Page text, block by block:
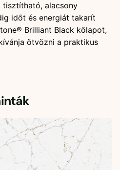
tisztítható, alacsony
időt és energiát takarít
Brilliant Black kőlapot,
ötvözni a praktikus